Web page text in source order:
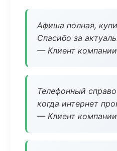
Афиша полная,
Спасибо за
— Клиент компании
Телефонный
когда интернет
— Клиент компании